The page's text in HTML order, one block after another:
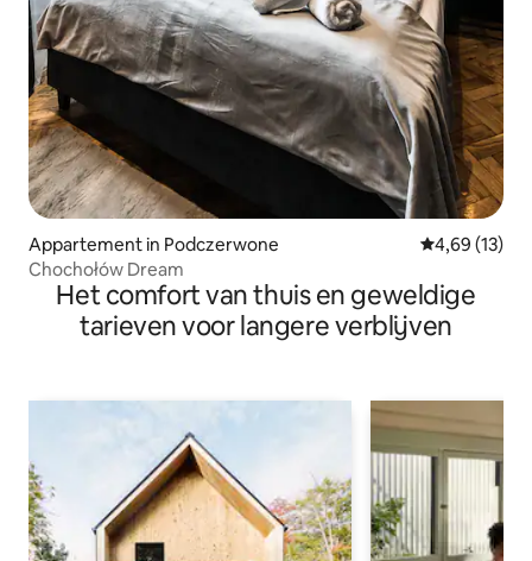
Appartement in Podczerwone Gemiddelde
4,69 (13)
Chochołów Dream
Het comfort van thuis en geweldige
tarieven voor langere verblijven